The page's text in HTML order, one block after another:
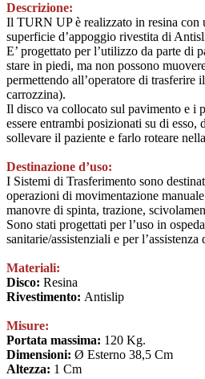
Descrizione:
Il TURN UP è realizzato in resina con
superficie d’appoggio rivestita di
E’ progettato per l’utilizzo da parte di
stare in piedi, ma non possono
permettendo all’operatore di trasferire
carrozzina).
Il disco va collocato sul pavimento e i
essere entrambi posizionati su di esso,
sollevare il paziente e farlo roteare
Destinazione d’uso:
I Sistemi di Trasferimento sono
operazioni di movimentazione
manovre di spinta, trazione,
Sono stati progettati per l’uso in
sanitarie/assistenziali e per
Materiali:
Disco: Resina
Rivestimento: Antislip
Misure:
Portata massima: 120 Kg.
Dimensioni: Ø Esterno 38,5 Cm
Altezza: 1 Cm